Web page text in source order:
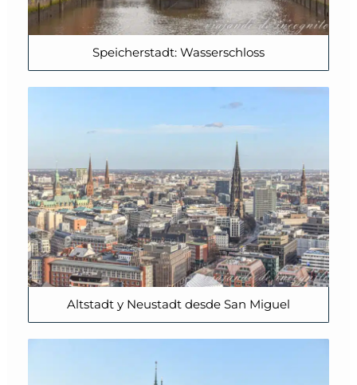
Speicherstadt: Wasserschloss
Altstadt y Neustadt desde San Miguel